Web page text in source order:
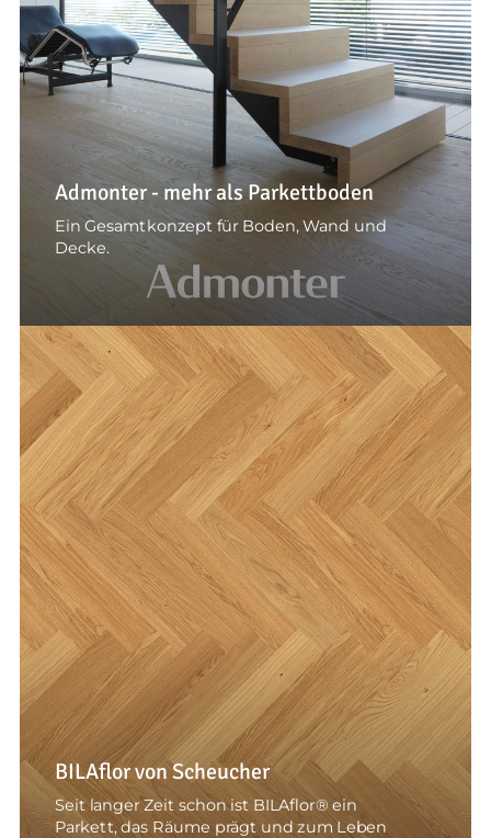
Admonter - mehr als Parkettboden
Ein Gesamtkonzept für Boden, Wand und
Decke.
BILAflor von Scheucher
Seit langer Zeit schon ist BILAflor® ein
Parkett, das Räume prägt und zum Leben